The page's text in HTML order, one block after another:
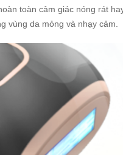
toàn cảm giác nóng rát
vùng da mỏng và nhạy cảm.